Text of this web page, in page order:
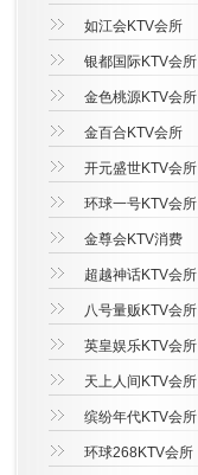
如江会KTV会所
银都国际KTV会所
金色桃源KTV会所
金百合KTV会所
开元盛世KTV会所
环球一号KTV会所
金尊会KTV消费
超越神话KTV会所
八号量贩KTV会所
英皇娱乐KTV会所
天上人间KTV会所
缤纷年代KTV会所
环球268KTV会所